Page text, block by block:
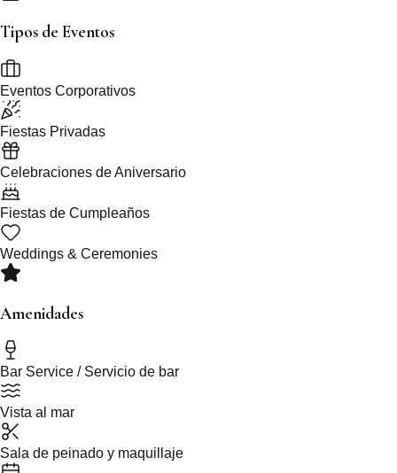
Tipos de Eventos
Eventos Corporativos
Fiestas Privadas
Celebraciones de Aniversario
Fiestas de Cumpleaños
Weddings & Ceremonies
Amenidades
Bar Service / Servicio de bar
Vista al mar
Sala de peinado y maquillaje